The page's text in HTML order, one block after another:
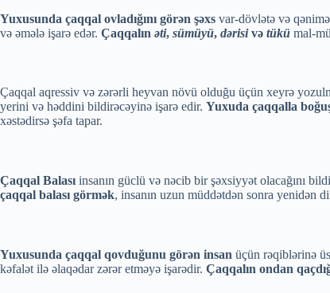
Yuxusunda çaqqal ovladığını görən şəxs var-dövlətə və
və əmələ işarə edər. Çaqqalın əti, sümüyü, dərisivə tükü mal-
Çaqqal aqressiv və zərərli heyvan növü olduğu üçün xeyrə
yerini və həddini bildirəcəyinə işarə edir. Yuxuda çaqqalla
xəstədirsə şəfa tapar.
Çaqqal Balası insanın güclü və nəcib bir şəxsiyyət olacağını
çaqqal balası görmək, insanın uzun müddətdən sonra yenidən
Yuxusunda çaqqal qovduğunu görən insan üçün rəqiblərinə
kəfalət ilə əlaqədar zərər etməyə işarədir. Çaqqalın ondan